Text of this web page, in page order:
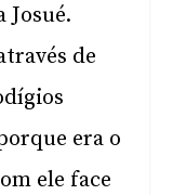
Josué.
de
era o
ele face